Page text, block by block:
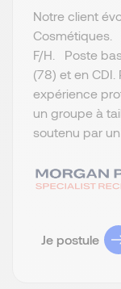
Notre client
Cosmétiques.
F/H. Poste
(78) et en
expérience
un groupe à
soutenu par un
Je postule